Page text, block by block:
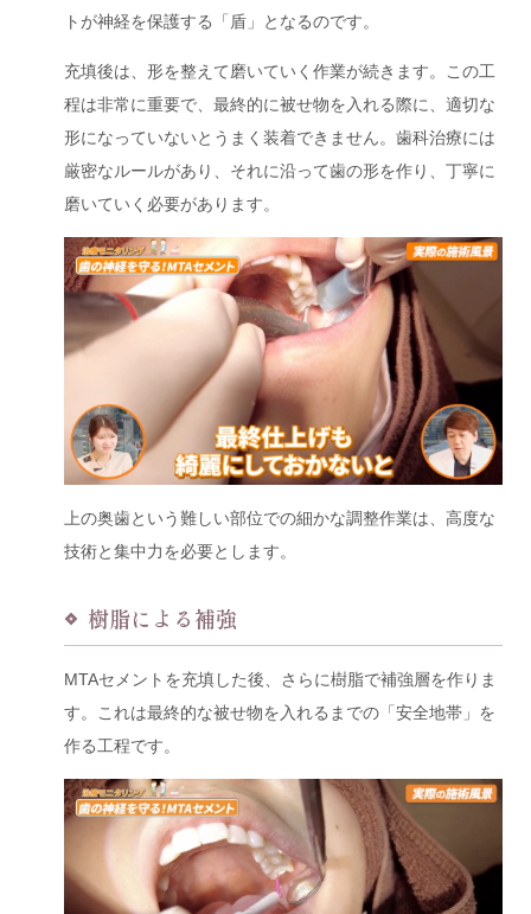
トが神経を保護する「盾」となるのです。
充填後は、形を整えて磨いていく作業が続きます。この工
程は非常に重要で、最終的に被せ物を入れる際に、適切な
形になっていないとうまく装着できません。歯科治療には
厳密なルールがあり、それに沿って歯の形を作り、丁寧に
磨いていく必要があります。
上の奥歯という難しい部位での細かな調整作業は、高度な
技術と集中力を必要とします。
樹脂による補強
MTAセメントを充填した後、さらに樹脂で補強層を作りま
す。これは最終的な被せ物を入れるまでの「安全地帯」を
作る工程です。